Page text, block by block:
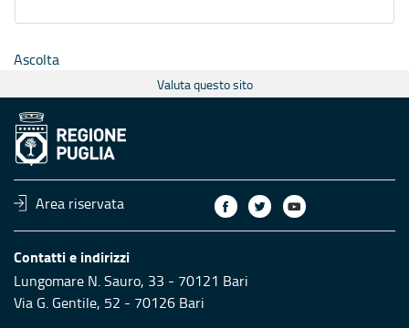
Ascolta
Valuta questo sito
Area riservata
Contatti e indirizzi
Lungomare N. Sauro, 33 - 70121 Bari
Via G. Gentile, 52 - 70126 Bari